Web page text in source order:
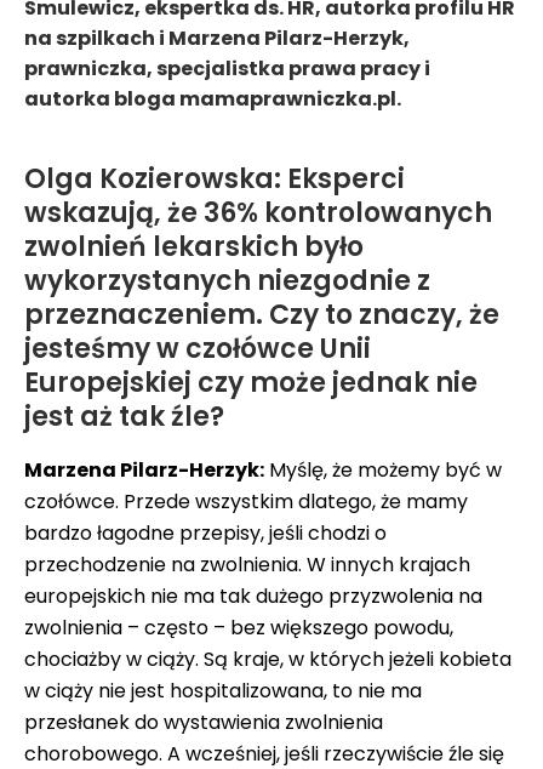
Smulewicz, ekspertka ds. HR, autorka profilu HR
na szpilkach i Marzena Pilarz-Herzyk,
prawniczka, specjalistka prawa pracy i
autorka bloga mamaprawniczka.pl.
Olga Kozierowska: Eksperci
wskazują, że 36% kontrolowanych
zwolnień lekarskich było
wykorzystanych niezgodnie z
przeznaczeniem. Czy to znaczy, że
jesteśmy w czołówce Unii
Europejskiej czy może jednak nie
jest aż tak źle?
Marzena Pilarz-Herzyk: Myślę, że możemy być w
czołówce. Przede wszystkim dlatego, że mamy
bardzo łagodne przepisy, jeśli chodzi o
przechodzenie na zwolnienia. W innych krajach
europejskich nie ma tak dużego przyzwolenia na
zwolnienia – często – bez większego powodu,
chociażby w ciąży. Są kraje, w których jeżeli kobieta
w ciąży nie jest hospitalizowana, to nie ma
przesłanek do wystawienia zwolnienia
chorobowego. A wcześniej, jeśli rzeczywiście źle się